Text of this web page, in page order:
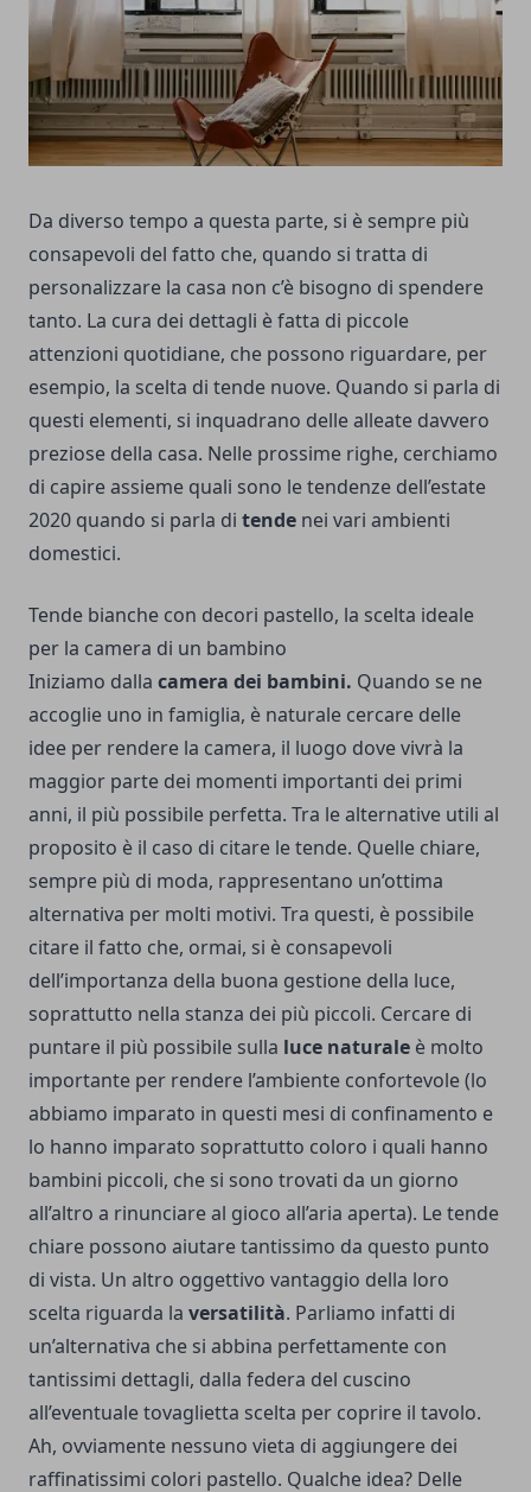
Da diverso tempo a questa parte, si è sempre più
consapevoli del fatto che, quando si tratta di
personalizzare la casa non c’è bisogno di spendere
tanto. La cura dei dettagli è fatta di piccole
attenzioni quotidiane, che possono riguardare, per
esempio, la scelta di tende nuove. Quando si parla di
questi elementi, si inquadrano delle alleate davvero
preziose della casa. Nelle prossime righe, cerchiamo
di capire assieme quali sono le tendenze dell’estate
2020 quando si parla di tende nei vari ambienti
domestici.
Tende bianche con decori pastello, la scelta ideale
per la camera di un bambino
Iniziamo dalla camera dei bambini. Quando se ne
accoglie uno in famiglia, è naturale cercare delle
idee per rendere la camera, il luogo dove vivrà la
maggior parte dei momenti importanti dei primi
anni, il più possibile perfetta. Tra le alternative utili al
proposito è il caso di citare le tende. Quelle chiare,
sempre più di moda, rappresentano un’ottima
alternativa per molti motivi. Tra questi, è possibile
citare il fatto che, ormai, si è consapevoli
dell’importanza della buona gestione della luce,
soprattutto nella stanza dei più piccoli. Cercare di
puntare il più possibile sulla luce naturale è molto
importante per rendere l’ambiente confortevole (lo
abbiamo imparato in questi mesi di confinamento e
lo hanno imparato soprattutto coloro i quali hanno
bambini piccoli, che si sono trovati da un giorno
all’altro a rinunciare al gioco all’aria aperta). Le tende
chiare possono aiutare tantissimo da questo punto
di vista. Un altro oggettivo vantaggio della loro
scelta riguarda la versatilità. Parliamo infatti di
un’alternativa che si abbina perfettamente con
tantissimi dettagli, dalla federa del cuscino
all’eventuale tovaglietta scelta per coprire il tavolo.
Ah, ovviamente nessuno vieta di aggiungere dei
raffinatissimi colori pastello. Qualche idea? Delle